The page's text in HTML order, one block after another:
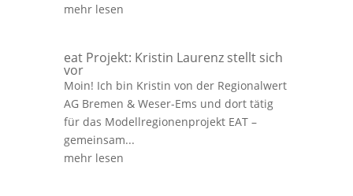
mehr lesen
eat Projekt: Kristin Laurenz stellt sich
vor
Moin! Ich bin Kristin von der Regionalwert
AG Bremen & Weser-Ems und dort tätig
für das Modellregionenprojekt EAT –
gemeinsam...
mehr lesen